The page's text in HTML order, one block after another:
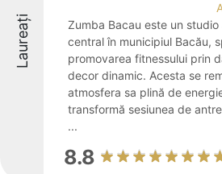
Laureați
Zumba Bacau este un
central în municipiul Bacău,
promovarea fitnessului prin
decor dinamic. Acesta se
atmosfera sa plină de
transformă sesiunea de
...
8.8